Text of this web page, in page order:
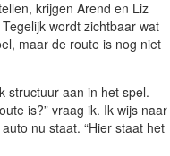
krijgen Arend en Liz
wordt zichtbaar wat
maar de route is nog niet
structuur aan in het spel.
is?” vraag ik. Ik wijs naar
nu staat. “Hier staat het